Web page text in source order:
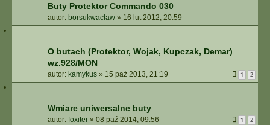
Buty Protektor Commando 030
autor: borsukwacław » 16 lut 2012, 20:59
O butach (Protektor, Wojak, Kupczak, Demar)
wz.928/MON
autor: kamykus » 15 paź 2013, 21:19 1 2
Wmiare uniwersalne buty
autor: foxiter » 08 paź 2014, 09:56 1 2